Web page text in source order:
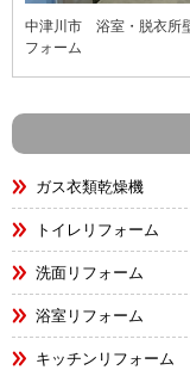
中津川市 浴室・脱衣所
フォーム
ガス衣類乾燥機
トイレリフォーム
洗面リフォーム
浴室リフォーム
キッチンリフォーム